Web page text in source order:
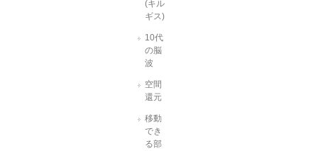
(キル
ギス)
10代
の脳
波
空間
還元
移動
でき
る部